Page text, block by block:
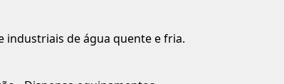
industriais de água quente e fria.